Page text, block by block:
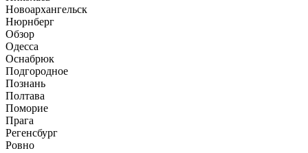
Новоархангельск
Нюрнберг
Обзор
Одесса
Оснабрюк
Подгородное
Познань
Полтава
Поморие
Прага
Регенсбург
Ровно